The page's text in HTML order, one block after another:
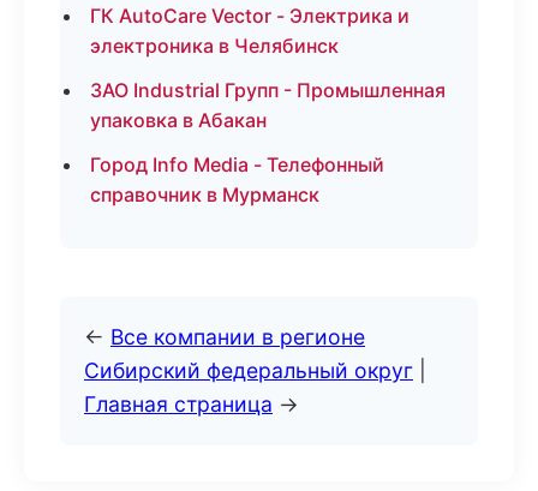
ГК AutoCare Vector - Электрика и
электроника в Челябинск
ЗАО Industrial Групп - Промышленная
упаковка в Абакан
Город Info Media - Телефонный
справочник в Мурманск
← Все компании в регионе
Сибирский федеральный округ
Главная страница →